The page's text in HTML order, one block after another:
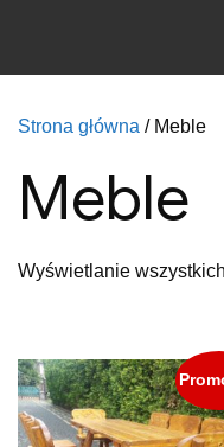
Strona główna / Meble
Meble
Wyświetlanie